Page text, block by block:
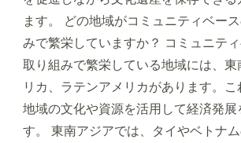
ます。 どの地域がコミュニティベー
みで繁栄していますか？ コミュニテ
取り組みで繁栄している地域には、東
リカ、ラテンアメリカがあります。こ
地域の文化や資源を活用して経済発展
す。 東南アジアでは、タイやベトナ